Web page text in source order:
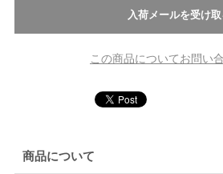
この商品についてお問い
商品について